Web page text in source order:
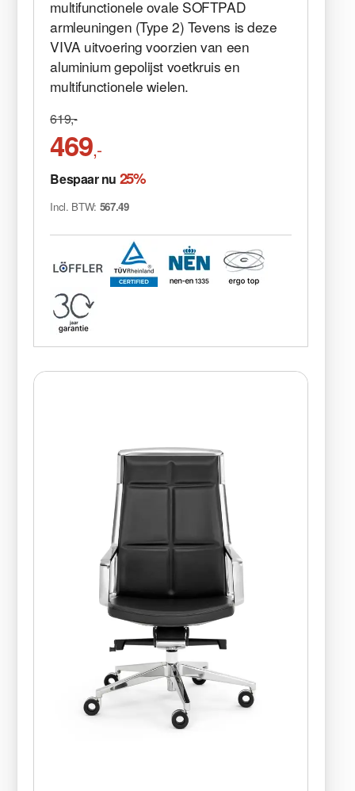
multifunctionele ovale SOFTPAD
armleuningen (Type 2) Tevens is deze
VIVA uitvoering voorzien van een
aluminium gepolijst voetkruis en
multifunctionele wielen.
619,-
469,-
Bespaar nu 25%
Incl. BTW: 567.49